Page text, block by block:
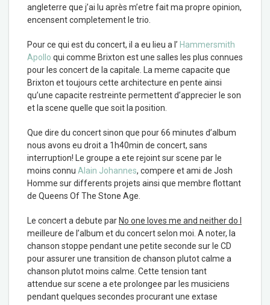
angleterre que j’ai lu après m’etre fait ma propre opinion,
encensent completement le trio.
Pour ce qui est du concert, il a eu lieu a l’ Hammersmith
Apollo qui comme Brixton est une salles les plus connues
pour les concert de la capitale. La meme capacite que
Brixton et toujours cette architecture en pente ainsi
qu’une capacite restreinte permettent d’apprecier le son
et la scene quelle que soit la position.
Que dire du concert sinon que pour 66 minutes d’album
nous avons eu droit a 1h40min de concert, sans
interruption! Le groupe a ete rejoint sur scene par le
moins connu Alain Johannes, compere et ami de Josh
Homme sur differents projets ainsi que membre flottant
de Queens Of The Stone Age.
Le concert a debute par No one loves me and neither do I
meilleure de l’album et du concert selon moi. A noter, la
chanson stoppe pendant une petite seconde sur le CD
pour assurer une transition de chanson plutot calme a
chanson plutot moins calme. Cette tension tant
attendue sur scene a ete prolongee par les musiciens
pendant quelques secondes procurant une extase